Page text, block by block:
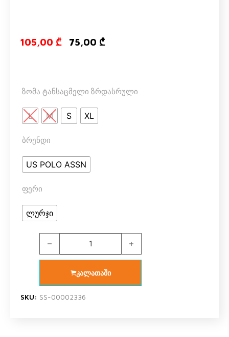
105,00 ₾ Original price
75,00 ₾Current
ზომა ტანსაცმელი ზრდასრული
L M S XL
ბრენდი
US POLO ASSN
ფერი
ლურჯი
U.S. Polo Assn. 16914 ქალის ორეული შორტით
კალათაში
SKU: SS-00002336